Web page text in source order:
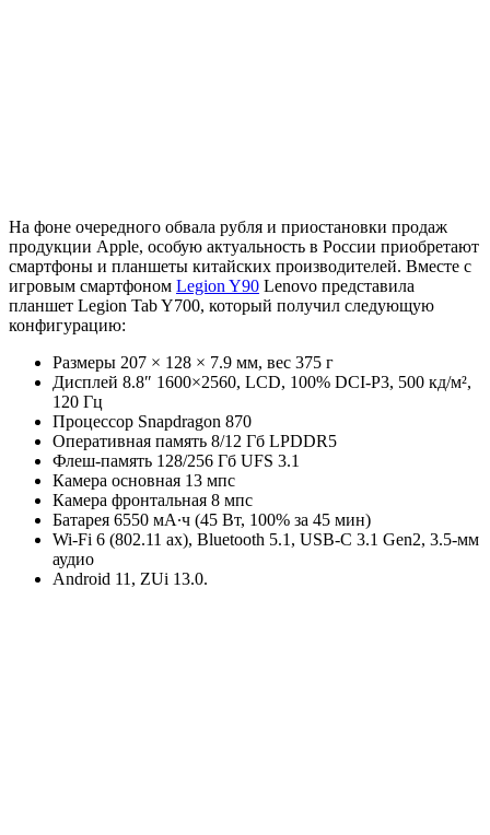
На фоне очередного обвала рубля и приостановки продаж
продукции Apple, особую актуальность в России приобретают
смартфоны и планшеты китайских производителей. Вместе с
игровым смартфоном Legion Y90 Lenovo представила
планшет Legion Tab Y700, который получил следующую
конфигурацию:
Размеры 207 × 128 × 7.9 мм, вес 375 г
Дисплей 8.8″ 1600×2560, LCD, 100% DCI-P3, 500 кд/м²,
120 Гц
Процессор Snapdragon 870
Оперативная память 8/12 Гб LPDDR5
Флеш-память 128/256 Гб UFS 3.1
Камера основная 13 мпс
Камера фронтальная 8 мпс
Батарея 6550 мА∙ч (45 Вт, 100% за 45 мин)
Wi-Fi 6 (802.11 ax), Bluetooth 5.1, USB-C 3.1 Gen2, 3.5-мм
аудио
Android 11, ZUi 13.0.